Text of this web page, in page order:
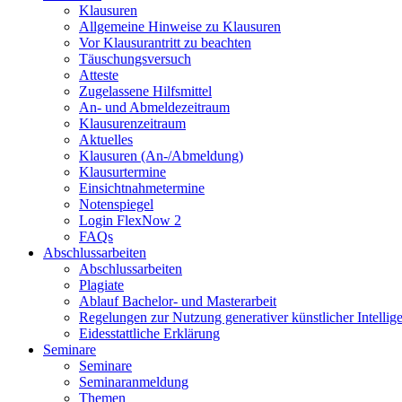
Klausuren
Allgemeine Hinweise zu Klausuren
Vor Klausurantritt zu beachten
Täuschungsversuch
Atteste
Zugelassene Hilfsmittel
An- und Abmeldezeitraum
Klausurenzeitraum
Aktuelles
Klausuren (An-/Abmeldung)
Klausurtermine
Einsichtnahmetermine
Notenspiegel
Login FlexNow 2
FAQs
Abschlussarbeiten
Abschlussarbeiten
Plagiate
Ablauf Bachelor- und Masterarbeit
Regelungen zur Nutzung generativer künstlicher
Eidesstattliche Erklärung
Seminare
Seminare
Seminaranmeldung
Themen